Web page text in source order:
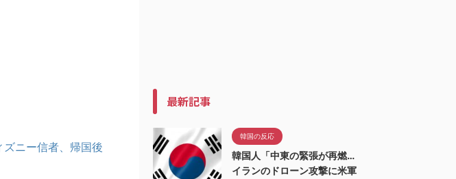
ニー信者、帰国後
最新記事
韓国の反応
韓国人「中東の緊張が再燃…
イランのドローン攻撃に米軍